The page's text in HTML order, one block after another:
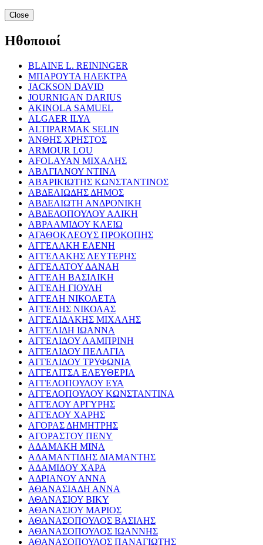
Close
Ηθοποιοί
BLAINE L. REININGER
ΜΠΑΡΟΥΤΑ ΗΛΕΚΤΡΑ
JACKSON DAVID
JOURNIGAN DARIUS
AKINOLA SAMUEL
ALGAER ILYA
ALTIPARMAK SELIN
ΆΝΘΗΣ ΧΡΗΣΤΟΣ
ARMOUR LOU
AFOLAYAN ΜΙΧΑΛΗΣ
ΑΒΑΓΙΑΝΟΥ ΝΤΙΝΑ
ΑΒΑΡΙΚΙΩΤΗΣ ΚΩΝΣΤΑΝΤΙΝΟΣ
ΑΒΔΕΛΙΩΔΗΣ ΔΗΜΟΣ
ΑΒΔΕΛΙΩΤΗ ΑΝΔΡΟΝΙΚΗ
ΑΒΔΕΛΟΠΟΥΛΟΥ ΑΛΙΚΗ
ΑΒΡΑΑΜΙΔΟΥ ΚΛΕΙΩ
ΑΓΑΘΟΚΛΕΟΥΣ ΠΡΟΚΟΠΗΣ
ΑΓΓΕΛΑΚΗ ΕΛΕΝΗ
ΑΓΓΕΛΑΚΗΣ ΛΕΥΤΕΡΗΣ
ΑΓΓΕΛΑΤΟΥ ΔΑΝΑΗ
ΑΓΓΕΛΗ ΒΑΣΙΛΙΚΗ
ΑΓΓΕΛΗ ΓΙΟΥΛΗ
ΑΓΓΕΛΗ ΝΙΚΟΛΕΤΑ
ΑΓΓΕΛΗΣ ΝΙΚΟΛΑΣ
ΑΓΓΕΛΙΔΑΚΗΣ ΜΙΧΑΛΗΣ
ΑΓΓΕΛΙΔΗ ΙΩΑΝΝΑ
ΑΓΓΕΛΙΔΟΥ ΛΑΜΠΡΙΝΗ
ΑΓΓΕΛΙΔΟΥ ΠΕΛΑΓΙΑ
ΑΓΓΕΛΙΔΟΥ ΤΡΥΦΩΝΙΑ
ΑΓΓΕΛΙΤΣΑ ΕΛΕΥΘΕΡΙΑ
ΑΓΓΕΛΟΠΟΥΛΟΥ ΕΥΑ
ΑΓΓΕΛΟΠΟΥΛΟΥ ΚΩΝΣΤΑΝΤΙΝΑ
ΑΓΓΕΛΟΥ ΑΡΓΥΡΗΣ
ΑΓΓΕΛΟΥ ΧΑΡΗΣ
ΑΓΟΡΑΣ ΔΗΜΗΤΡΗΣ
ΑΓΟΡΑΣΤΟΥ ΠΕΝΥ
ΑΔΑΜΑΚΗ ΜΙΝΑ
ΑΔΑΜΑΝΤΙΔΗΣ ΔΙΑΜΑΝΤΗΣ
ΑΔΑΜΙΔΟΥ ΧΑΡΑ
ΑΔΡΙΑΝΟΥ ΑΝΝΑ
ΑΘΑΝΑΣΙΑΔΗ ΑΝΝΑ
ΑΘΑΝΑΣΙΟΥ ΒΙΚΥ
ΑΘΑΝΑΣΙΟΥ ΜΑΡΙΟΣ
ΑΘΑΝΑΣΟΠΟΥΛΟΣ ΒΑΣΙΛΗΣ
ΑΘΑΝΑΣΟΠΟΥΛΟΣ ΙΩΑΝΝΗΣ
ΑΘΑΝΑΣΟΠΟΥΛΟΣ ΠΑΝΑΓΙΩΤΗΣ